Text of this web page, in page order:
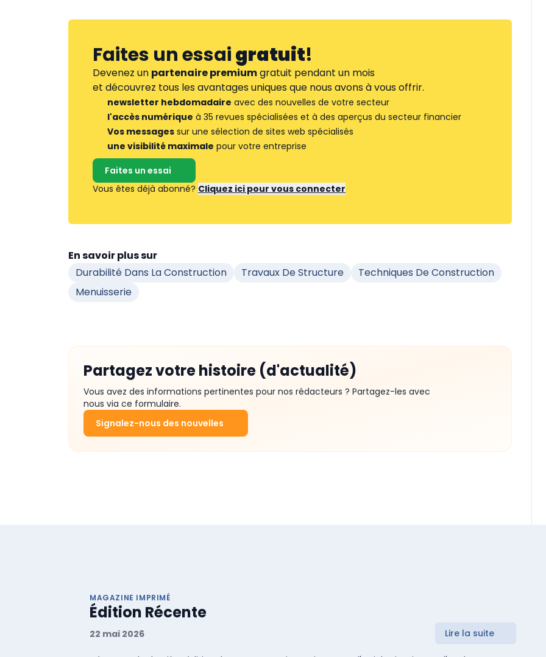
Faites un essaigratuit!
Devenez un partenaire premiumgratuit pendant un mois
et découvrez tous les avantages uniques que nous avons à vous offrir.
newsletter hebdomadaire avec des nouvelles de votre secteur
l'accès numérique à 35 revues spécialisées et à des aperçus du secteur financier
Vos messages sur une sélection de sites web spécialisés
une visibilité maximale pour votre entreprise
Faites un essai
Vous êtes déjà abonné? Cliquez ici pour vous connecter
En savoir plus sur
Durabilité Dans La Construction
Travaux De Structure
Techniques De Construction
Menuisserie
Partagez votre histoire (d'actualité)
Vous avez des informations pertinentes pour nos rédacteurs ? Partagez-les avec
nous via ce formulaire.
Signalez-nous des nouvelles
MAGAZINE IMPRIMÉ
Édition Récente
22 mai 2026 Lire la suite